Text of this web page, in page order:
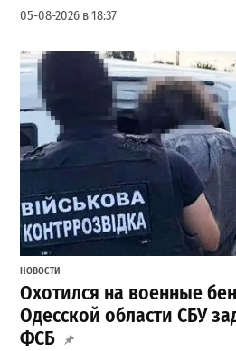
05-08-2026 в 18:37
НОВОСТИ
Охотился на военные
Одесской области СБУ
ФСБ